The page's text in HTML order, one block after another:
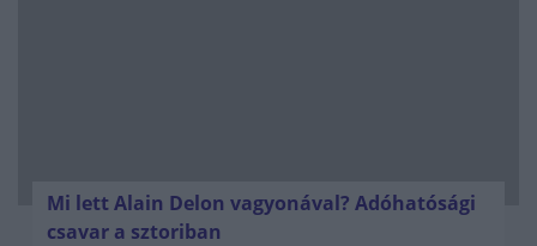
Mi lett Alain Delon vagyonával? Adóhatósági
csavar a sztoriban